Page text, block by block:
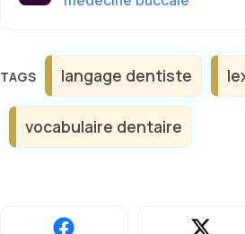
Étiquettes
langage dentiste
vocabulaire dentaire